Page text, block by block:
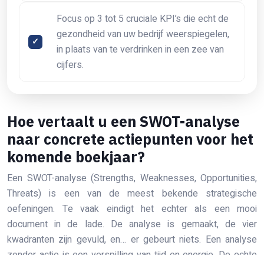
Focus op 3 tot 5 cruciale KPI’s die echt de
gezondheid van uw bedrijf weerspiegelen,
in plaats van te verdrinken in een zee van
cijfers.
Hoe vertaalt u een SWOT-analyse
naar concrete actiepunten voor het
komende boekjaar?
Een SWOT-analyse (Strengths, Weaknesses, Opportunities,
Threats) is een van de meest bekende strategische
oefeningen. Te vaak eindigt het echter als een mooi
document in de lade. De analyse is gemaakt, de vier
kwadranten zijn gevuld, en… er gebeurt niets. Een analyse